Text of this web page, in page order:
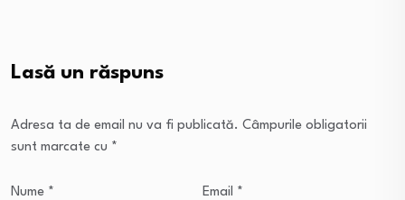
Lasă un răspuns
Adresa ta de email nu va fi publicată. Câmpurile obligatorii
sunt marcate cu *
Nume * Email *